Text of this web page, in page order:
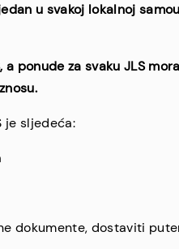
u svakoj lokalnoj
ponude za svaku JLS
je sljedeća:
dokumente, dostaviti